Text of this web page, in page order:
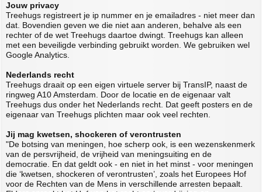
Jouw privacy
Treehugs registreert je ip nummer en je emailadres - niet meer dan
dat. Bovendien geven we die niet aan anderen, behalve als een
rechter of de wet Treehugs daartoe dwingt. Treehugs kan alleen
met een beveiligde verbinding gebruikt worden. We gebruiken wel
Google Analytics.
Nederlands recht
Treehugs draait op een eigen virtuele server bij TransIP, naast de
ringweg A10 Amsterdam. Door de locatie en de eigenaar valt
Treehugs dus onder het Nederlands recht. Dat geeft posters en de
eigenaar van Treehugs plichten maar ook veel rechten.
Jij mag kwetsen, shockeren of verontrusten
"De botsing van meningen, hoe scherp ook, is een wezenskenmerk
van de persvrijheid, de vrijheid van meningsuiting en de
democratie. En dat geldt ook - en niet in het minst - voor meningen
die ‘kwetsen, shockeren of verontrusten’, zoals het Europees Hof
voor de Rechten van de Mens in verschillende arresten bepaalt.